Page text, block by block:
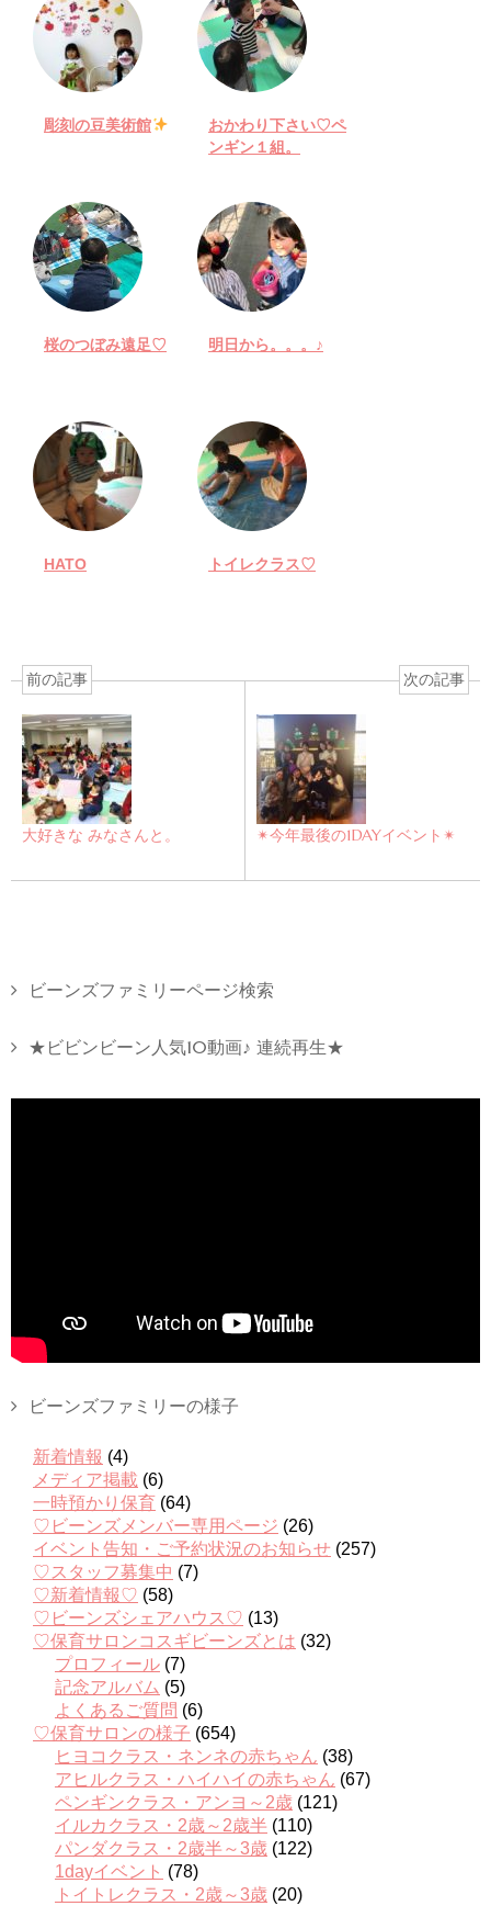
彫刻の豆美術館
おかわり下さい♡ペ
ンギン１組。
桜のつぼみ遠足♡ 明日から。。。♪
HATO トイレクラス♡
前の記事
大好きな みなさんと。
次の記事
✴︎今年最後の1DAYイベント✴︎
ビーンズファミリーページ検索
★ビビンビーン人気10動画♪ 連続再生★
ビーンズファミリーの様子
新着情報 (4)
メディア掲載 (6)
一時預かり保育 (64)
♡ビーンズメンバー専用ページ (26)
イベント告知・ご予約状況のお知らせ (257)
♡スタッフ募集中 (7)
♡新着情報♡ (58)
♡ビーンズシェアハウス♡ (13)
♡保育サロンコスギビーンズとは (32)
プロフィール (7)
記念アルバム (5)
よくあるご質問 (6)
♡保育サロンの様子 (654)
ヒヨコクラス・ネンネの赤ちゃん (38)
アヒルクラス・ハイハイの赤ちゃん (67)
ペンギンクラス・アンヨ～2歳 (121)
イルカクラス・2歳～2歳半 (110)
パンダクラス・2歳半～3歳 (122)
1dayイベント (78)
トイトレクラス・2歳～3歳 (20)